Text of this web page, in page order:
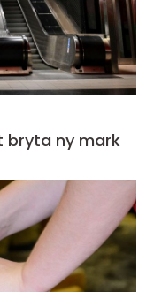
bryta ny mark